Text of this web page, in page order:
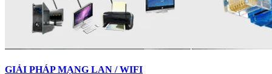
GIẢI PHÁP MẠNG LAN / WIFI